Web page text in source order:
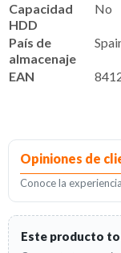
Capacidad
HDD
No
País de
almacenaje
EAN
Opiniones de
Conoce la
Este producto